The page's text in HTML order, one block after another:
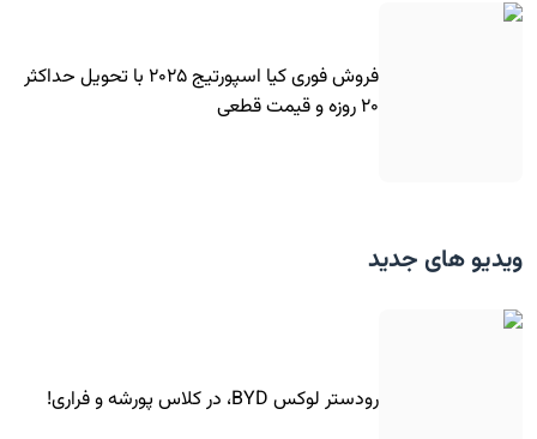
فروش فوری کیا اسپورتیج ۲۰۲۵ با تحویل حداکثر
۲۰ روزه و قیمت قطعی
ویدیو های جدید
رودستر لوکس BYD، در کلاس پورشه و فراری!